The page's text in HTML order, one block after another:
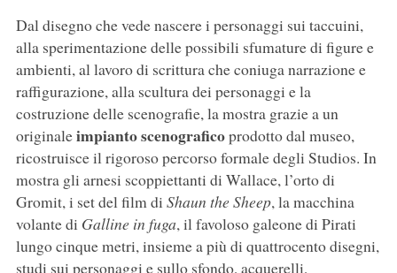
Dal disegno che vede nascere i personaggi sui taccuini,
alla sperimentazione delle possibili sfumature di figure e
ambienti, al lavoro di scrittura che coniuga narrazione e
raffigurazione, alla scultura dei personaggi e la
costruzione delle scenografie, la mostra grazie a un
originaleimpianto scenograficoprodotto dal museo,
ricostruisce il rigoroso percorso formale degli Studios. In
mostra gli arnesi scoppiettanti di Wallace, l’orto di
Gromit, i set del film di Shaun the Sheep, la macchina
volante di Galline in fuga, il favoloso galeone di Pirati
lungo cinque metri, insieme a più di quattrocento disegni,
studi sui personaggi e sullo sfondo, acquerelli,